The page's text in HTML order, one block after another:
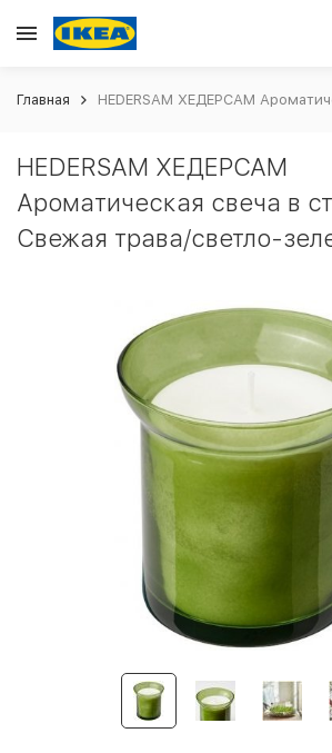
Главная HEDERSAM ХЕДЕРСАМ
HEDERSAM ХЕДЕРСАМ
Ароматическая свеча в
Свежая трава/светло-